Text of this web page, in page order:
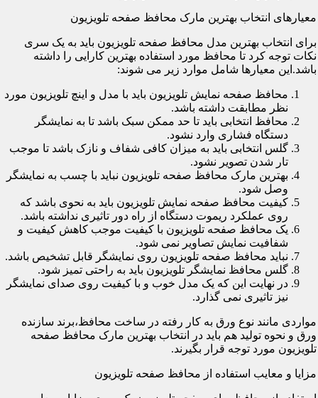
معیارهای انتخاب بهترین مارک محافظ صفحه تلویزیون
برای انتخاب بهترین مدل محافظ صفحه تلویزیون باید به یک سری
نکات توجه کرد تا محافظ مورد استفاده بهترین کارایی را داشته
باشد.این معیارها شامل موارد زیر می شوند:
محافظ صفحه نمایش تلویزیون باید با مدل و اینچ تلویزیون مورد
نظر مطابقت داشته باشد.
محافظ انتخابی باید تا حد ممکن سبک باشد تا به نمایشگر
دستگاه فشاری وارد نشود.
گلس انتخابی باید به میزان کافی شفاف و نازک باشد تا موجب
تار شدن تصویر نشود.
بهترین مارک محافظ صفحه تلویزیون نباید با چسب به نمایشگر
وصل شود.
کیفیت محافظ صفحه نمایش تلویزیون باید به نحوی باشد که
روی عملکرد ریموت دستگاه از راه دور تاثیری نداشته باشد.
یک محافظ صفحه تلویزیون با کیفیت موجب کاهش کیفیت و
شفافیت نمایش تصاویر نمی شود.
نباید محافظ صفحه تلویزیون روی نمایشگر قابل تشخیص باشد.
گلس محافظ نمایشگر تلویزیون باید به راحتی تمیز شود.
در نهایت این که یک مدل خوب و با کیفیت روی صدای نمایشگر
نیز تاثیری نمی گذارد.
مواردی مانند نوع ورق به کار رفته در ساخت محافظ،برند سازنده
ورق و نحوه تولید هم باید در انتخاب بهترین مارک محافظ صفحه
تلویزیون مورد توجه قرار بگیرند.
مزایا و معایب استفاده از محافظ صفحه تلویزیون